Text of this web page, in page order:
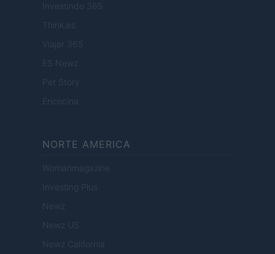
Investindo 365
Think.es
Viajar 365
ES Newz
Pet Story
Encocina
NORTE AMERICA
Womanmagazine
Investing Plus
Newz
Newz US
Newz California